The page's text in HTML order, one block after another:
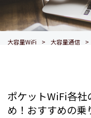
大容量WiFi 大容量通信
ポケットWiFi各社
め！おすすめの乗